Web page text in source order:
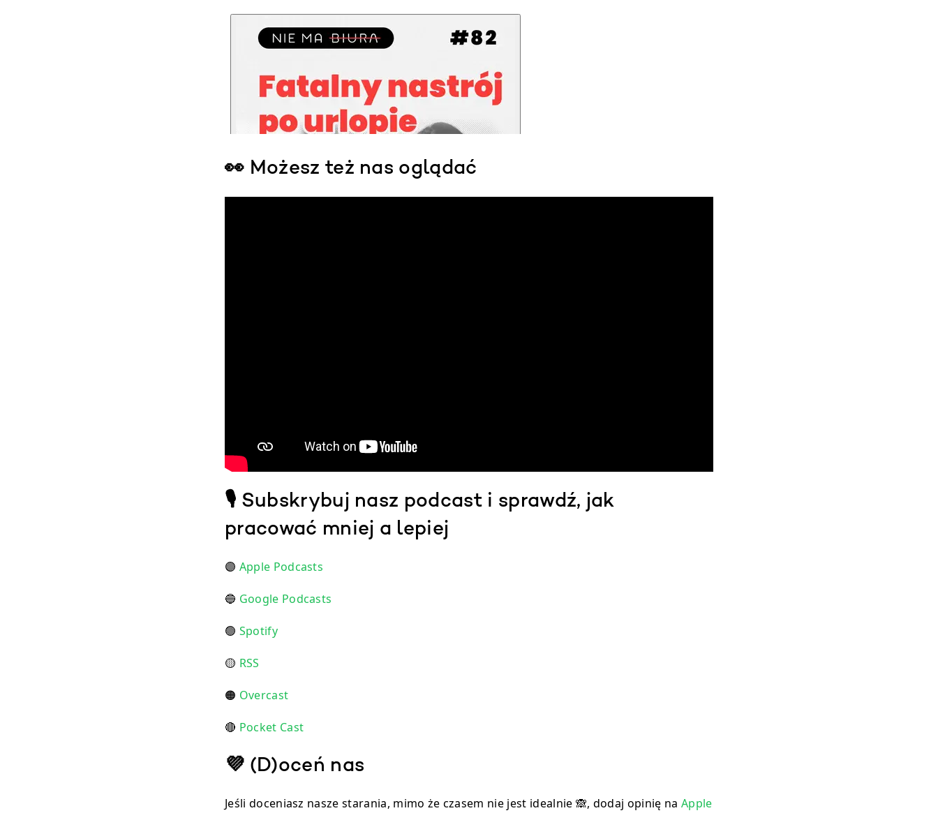
👀 Możesz też nas oglądać
🎙 Subskrybuj nasz podcast i sprawdź, jak
pracować mniej a lepiej
🟣 Apple Podcasts
🔵 Google Podcasts
🟢 Spotify
🟡 RSS
🟠 Overcast
🔴 Pocket Cast
💜 (D)oceń nas
Jeśli doceniasz nasze starania, mimo że czasem nie jest idealnie 🙈, dodaj opinię na Apple